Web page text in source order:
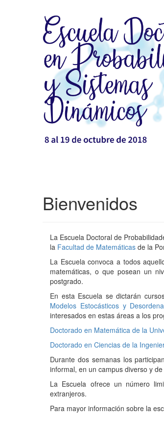
Bienvenidos
La Escuela Doctoral de
la Facultad de Matemáticas de la
La Escuela convoca a todos
matemáticas, o que posean un
postgrado.
En esta Escuela se dictarán
Modelos Estocásticos y
interesados en estas áreas a los
Doctorado en Matemática de la
Doctorado en Ciencias de la
Durante dos semanas los
informal, en un campus diverso y
La Escuela ofrece un número
extranjeros.
Para mayor información sobre la